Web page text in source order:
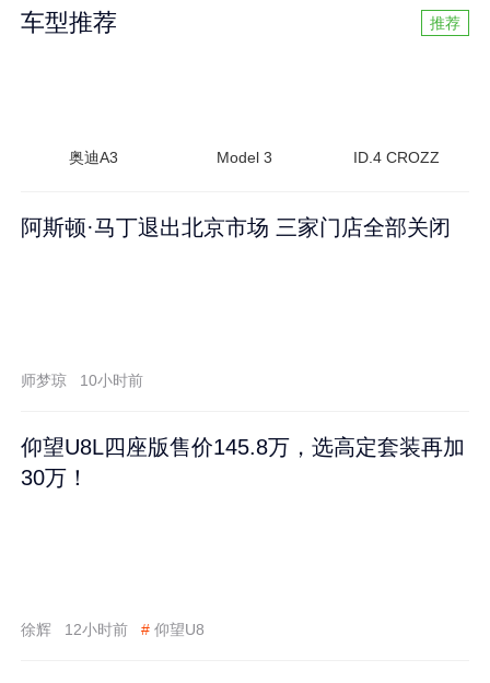
车型推荐 推荐
奥迪A3 Model 3 ID.4 CROZZ
阿斯顿·马丁退出北京市场 三家门店全部关闭
师梦琼 10小时前
仰望U8L四座版售价145.8万，选高定套装再加
30万！
徐辉 12小时前 # 仰望U8